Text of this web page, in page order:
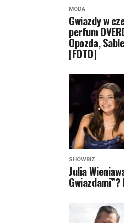
MODA
Gwiazdy w
perfum
Opozda,
[FOTO]
SHOWBIZ
Julia